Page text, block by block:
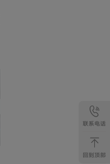
联系电话
回到顶部